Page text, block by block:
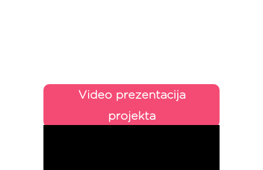
Video prezentacija
projekta